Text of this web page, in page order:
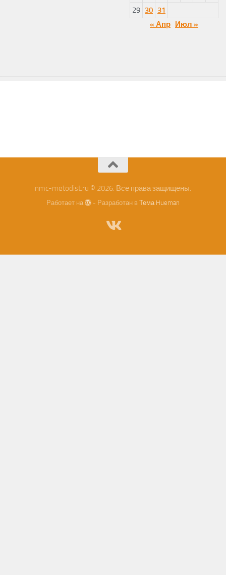
29 30 31
« Апр
Июл »
nmc-metodist.ru © 2026. Все права защищены.
Работает на - Разработан вТема Hueman